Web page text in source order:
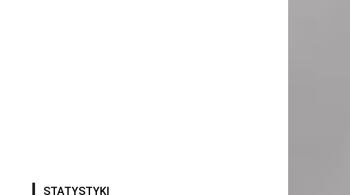
STATYSTYKI